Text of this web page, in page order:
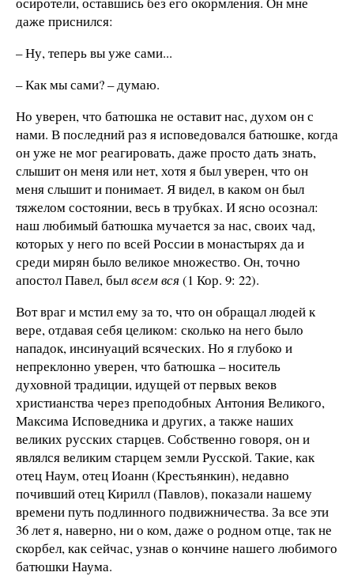
даже приснился:
– Ну, теперь вы уже сами...
– Как мы сами? – думаю.
Но уверен, что батюшка не оставит нас, духом он с
нами. В последний раз я исповедовался батюшке, когда
он уже не мог реагировать, даже просто дать знать,
слышит он меня или нет, хотя я был уверен, что он
меня слышит и понимает. Я видел, в каком он был
тяжелом состоянии, весь в трубках. И ясно осознал:
наш любимый батюшка мучается за нас, своих чад,
которых у него по всей России в монастырях да и
среди мирян было великое множество. Он, точно
апостол Павел, былвсем вся (1 Кор. 9: 22).
Вот враг и мстил ему за то, что он обращал людей к
вере, отдавая себя целиком: сколько на него было
нападок, инсинуаций всяческих. Но я глубоко и
непреклонно уверен, что батюшка – носитель
духовной традиции, идущей от первых веков
христианства через преподобных Антония Великого,
Максима Исповедника и других, а также наших
великих русских старцев. Собственно говоря, он и
являлся великим старцем земли Русской. Такие, как
отец Наум, отец Иоанн (Крестьянкин), недавно
почивший отец Кирилл (Павлов), показали нашему
времени путь подлинного подвижничества. За все эти
36 лет я, наверно, ни о ком, даже о родном отце, так не
скорбел, как сейчас, узнав о кончине нашего любимого
батюшки Наума.